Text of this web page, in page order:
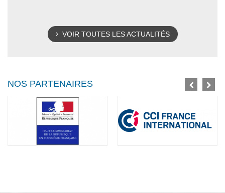
VOIR TOUTES LES ACTUALITÉS
NOS PARTENAIRES